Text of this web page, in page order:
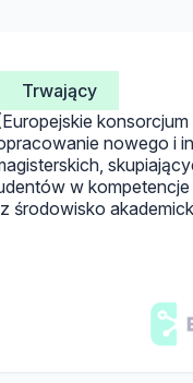
Trwający
nowego i
w